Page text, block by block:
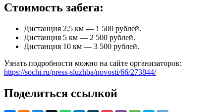
Стоимость забега:
Дистанция 2,5 км — 1 500 рублей.
Дистанция 5 км — 2 500 рублей.
Дистанция 10 км — 3 500 рублей.
Узнать подробности можно на сайте организаторов:
https://sochi.ru/press-sluzhba/novosti/66/273844/
Поделиться ссылкой